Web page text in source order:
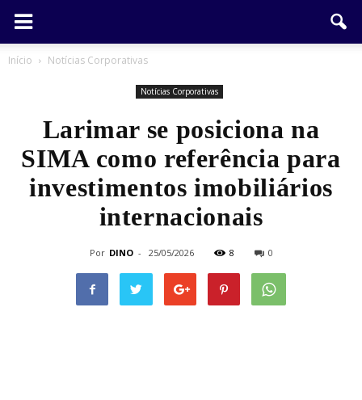
Início Notícias Corporativas
Notícias Corporativas
Larimar se posiciona na
SIMA como referência para
investimentos imobiliários
internacionais
Por DINO - 25/05/2026 8 0